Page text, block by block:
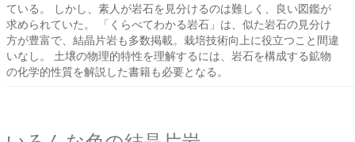
ている。 しかし、素人が岩石を見分けるのは難しく、良い図鑑が
求められていた。 「くらべてわかる岩石」は、似た岩石の見分け
方が豊富で、結晶片岩も多数掲載。栽培技術向上に役立つこと間違
いなし。 土壌の物理的特性を理解するには、岩石を構成する鉱物
の化学的性質を解説した書籍も必要となる。